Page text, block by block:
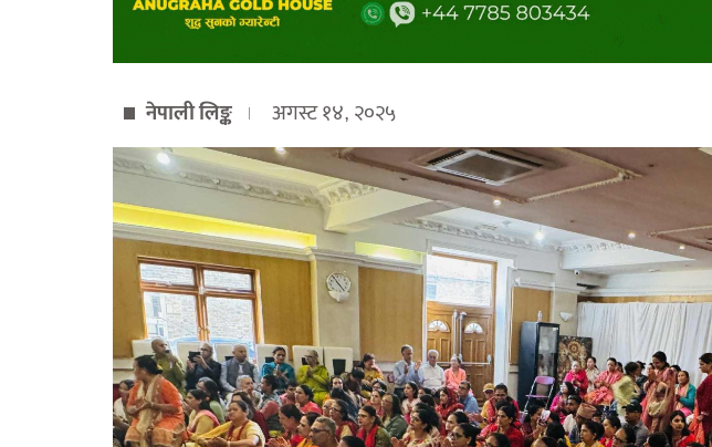
नेपाली लिङ्क अगस्ट १४, २०२५